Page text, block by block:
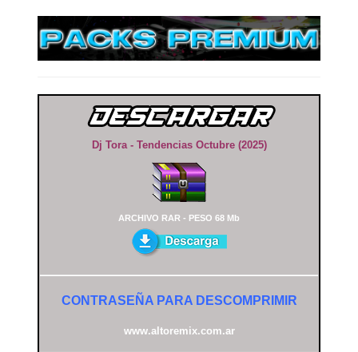
Dj Tora - Tendencias Octubre (2025)
ARCHIVO RAR - PESO 68 Mb
CONTRASEÑA PARA DESCOMPRIMIR
www.altoremix.com.ar